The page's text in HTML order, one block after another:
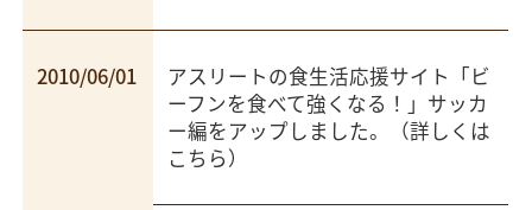
2010/06/01
アスリートの食生活応援サイト「ビ
ーフンを食べて強くなる！」サッカ
ー編をアップしました。（詳しくは
こちら）